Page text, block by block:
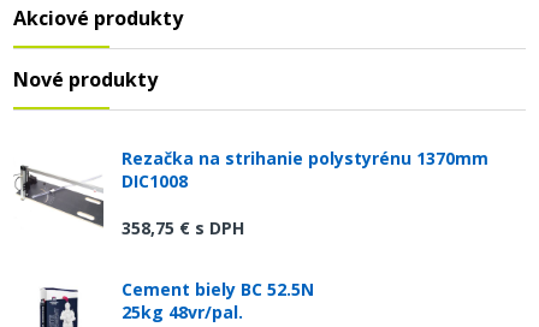
Akciové produkty
Nové produkty
Rezačka na strihanie polystyrénu 1370mm
DIC1008
358,75 € s DPH
Cement biely BC 52.5N
25kg 48vr/pal.